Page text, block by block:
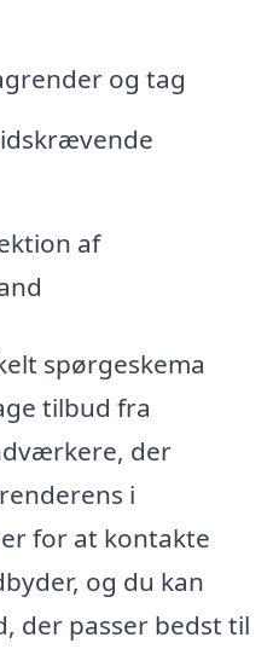
og tag
af
spørgeskema
tilbud fra
der
i
for at kontakte
og du kan
der passer bedst til